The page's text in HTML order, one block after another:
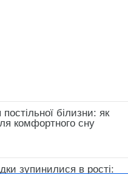
білизни: як
комфортного сну
зупинилися в рості: